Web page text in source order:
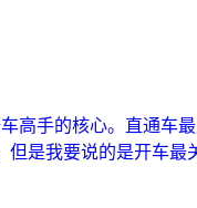
高手的核心。直通车最
是我要说的是开车最